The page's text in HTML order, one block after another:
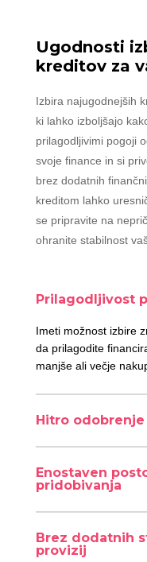
Ugodnosti
kreditov za
Izbira najugodnejših
ki lahko izboljšajo
prilagodljivimi pogoji
svoje finance in si
brez dodatnih
kreditom lahko
se pripravite na
ohranite stabilnost
Prilagodljivost
Imeti možnost izbire
da prilagodite
manjše ali večje
Hitro
Enostaven
pridobivanja
Brez dodatnih
provizij